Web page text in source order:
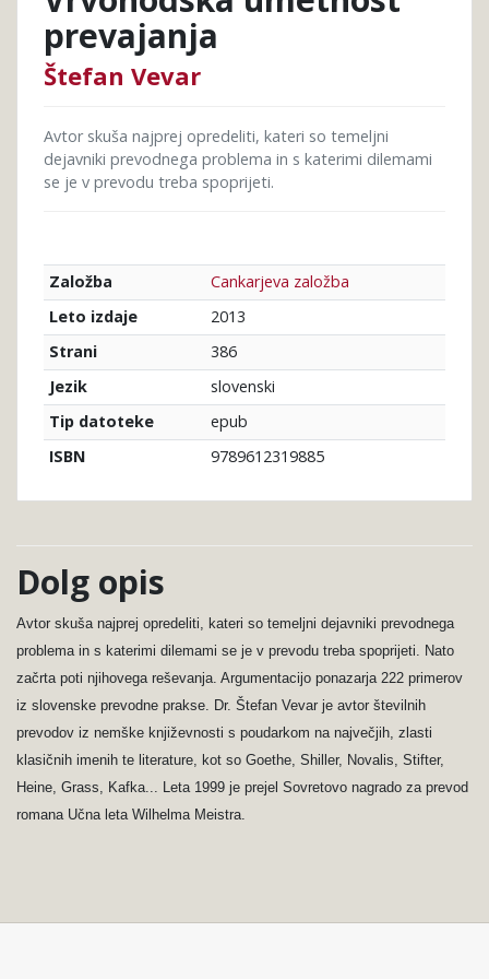
prevajanja
Štefan Vevar
Avtor skuša najprej opredeliti, kateri so temeljni
dejavniki prevodnega problema in s katerimi dilemami
se je v prevodu treba spoprijeti.
Založba
Cankarjeva založba
Leto izdaje
2013
Strani
386
Jezik
slovenski
Tip datoteke
epub
ISBN
9789612319885
Dolg opis
Avtor skuša najprej opredeliti, kateri so temeljni dejavniki prevodnega
problema in s katerimi dilemami se je v prevodu treba spoprijeti. Nato
začrta poti njihovega reševanja. Argumentacijo ponazarja 222 primerov
iz slovenske prevodne prakse. Dr. Štefan Vevar je avtor številnih
prevodov iz nemške književnosti s poudarkom na največjih, zlasti
klasičnih imenih te literature, kot so Goethe, Shiller, Novalis, Stifter,
Heine, Grass, Kafka... Leta 1999 je prejel Sovretovo nagrado za prevod
romana Učna leta Wilhelma Meistra.